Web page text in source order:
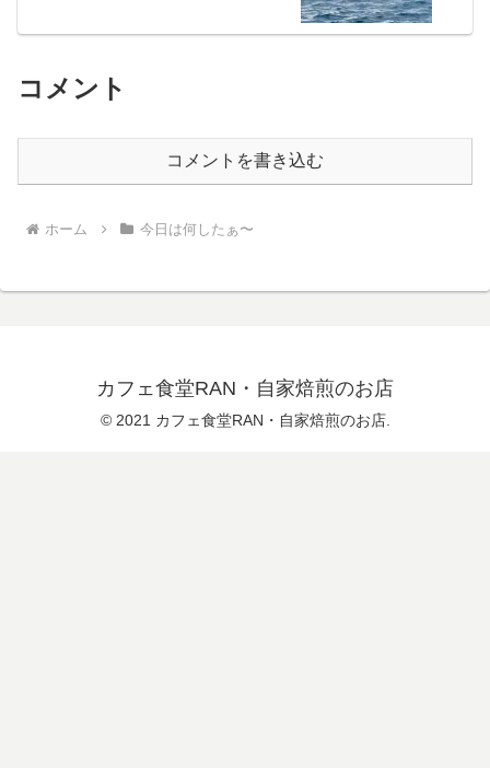
コメント
コメントを書き込む
ホーム 今日は何したぁ〜
カフェ食堂RAN・自家焙煎のお店
© 2021 カフェ食堂RAN・自家焙煎のお店.